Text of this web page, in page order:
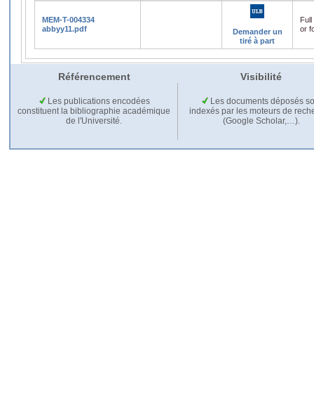
MEM-T-004334
abbyy11.pdf
Demander un
tiré à part
or
Référencement Visibilité
Les publications encodées
constituent la bibliographie académique
de l'Université.
Les documents déposés
indexés par les moteurs de
(Google Scholar,…).